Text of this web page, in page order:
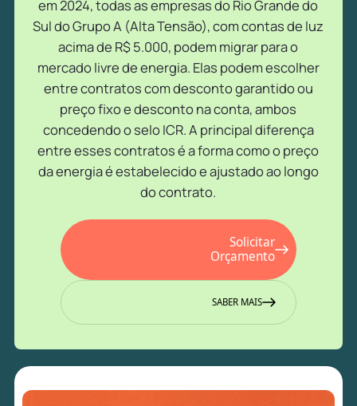
em 2024, todas as empresas do Rio Grande do
Sul do Grupo A (Alta Tensão), com contas de luz
acima de R$ 5.000, podem migrar para o
mercado livre de energia. Elas podem escolher
entre contratos com desconto garantido ou
preço fixo e desconto na conta, ambos
concedendo o selo ICR. A principal diferença
entre esses contratos é a forma como o preço
da energia é estabelecido e ajustado ao longo
do contrato.
Solicitar
Orçamento
SABER MAIS